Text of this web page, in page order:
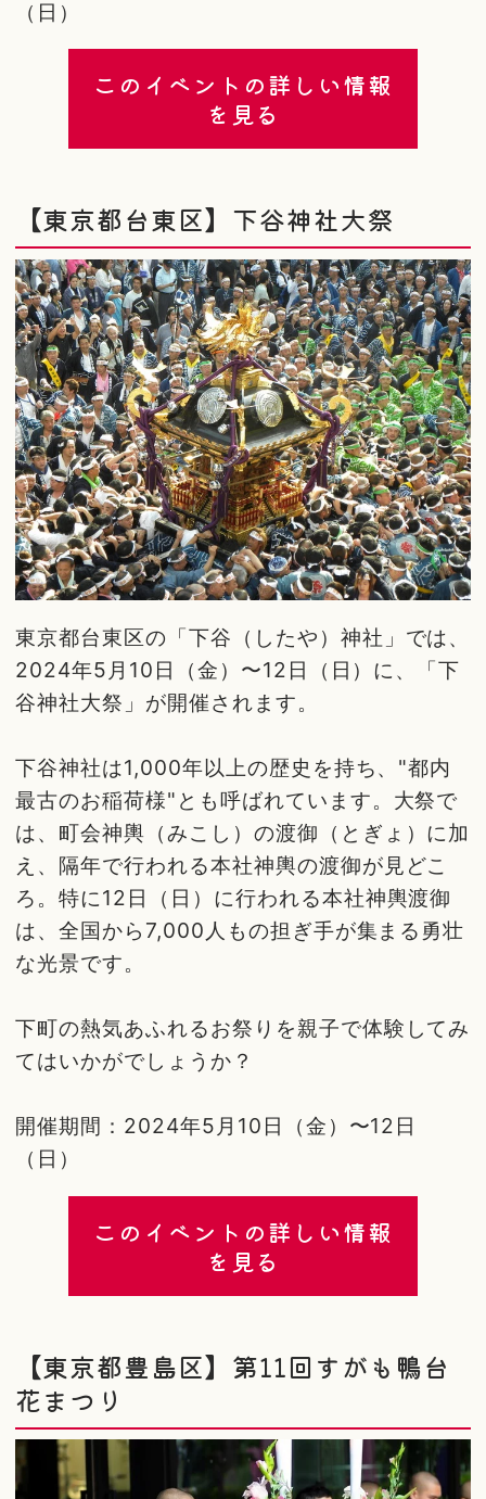
（日）
このイベントの詳しい情報
を見る
【東京都台東区】下谷神社大祭
東京都台東区の「下谷（したや）神社」では、
2024年5月10日（金）〜12日（日）に、「下
谷神社大祭」が開催されます。
下谷神社は1,000年以上の歴史を持ち、"都内
最古のお稲荷様"とも呼ばれています。大祭で
は、町会神輿（みこし）の渡御（とぎょ）に加
え、隔年で行われる本社神輿の渡御が見どこ
ろ。特に12日（日）に行われる本社神輿渡御
は、全国から7,000人もの担ぎ手が集まる勇壮
な光景です。
下町の熱気あふれるお祭りを親子で体験してみ
てはいかがでしょうか？
開催期間：2024年5月10日（金）〜12日
（日）
このイベントの詳しい情報
を見る
【東京都豊島区】第11回すがも鴨台
花まつり